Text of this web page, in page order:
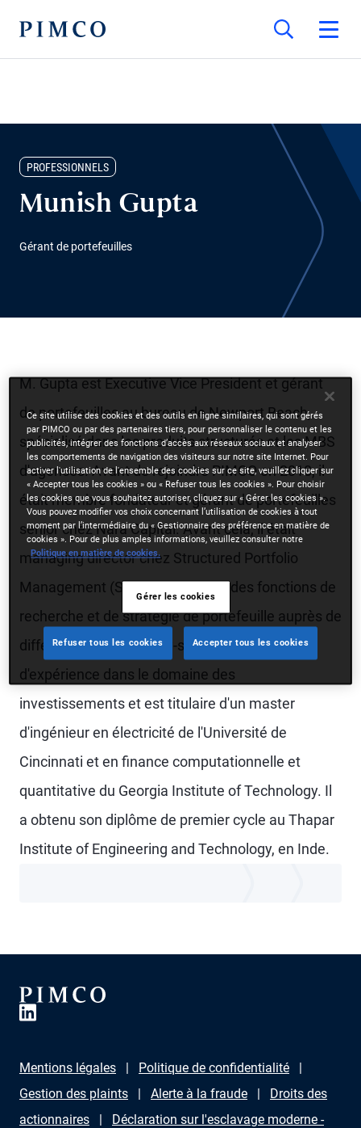
PROFESSIONNELS
Munish Gupta
Gérant de portefeuilles
M. Gupta est Executive Vice President et gérant
de portefeuilles au bureau de Newport Beach,
spécialisé dans les produits structurés et les MBS
d'agences. Avant de rejoindre PIMCO en 2018, il
était membre fondateur et gérant de portefeuilles
senior chez Nara Capital. Avant cela, il était
managing director chez Structured Portfolio
Management (SPM) et a occupé des fonctions de
recherche et de stratégie de portefeuille auprès de
différentes sociétés buy-side. Il compte 18 ans
d'expérience dans le domaine des
investissements et est titulaire d'un master
d'ingénieur en électricité de l'Université de
Cincinnati et en finance computationnelle et
quantitative du Georgia Institute of Technology. Il
a obtenu son diplôme de premier cycle au Thapar
Institute of Engineering and Technology, en Inde.
Mentions légales
Politique de confidentialité
Gestion des plaints
Alerte à la fraude
Droits des
actionnaires
Déclaration sur l'esclavage moderne -
Ce site utilise des cookies et des outils en ligne similaires, qui sont gérés
par PIMCO ou par des partenaires tiers, pour personnaliser le contenu et les
publicités, intégrer des fonctions d’accès aux réseaux sociaux et analyser
les comportements de navigation des visiteurs sur notre site Internet. Pour
activer l'utilisation de l'ensemble des cookies sur ce site, veuillez cliquer sur
« Accepter tous les cookies » ou « Refuser tous les cookies ». Pour choisir
les cookies que vous souhaitez autoriser, cliquez sur « Gérer les cookies ».
Vous pouvez modifier vos choix concernant l’utilisation de cookies à tout
moment par l’intermédiaire du « Gestionnaire des préférence en matière de
cookies ». Pour de plus amples informations, veuillez consulter notre
Politique en matière de cookies.
Gérer les cookies
Refuser tous les cookies Accepter tous les cookies